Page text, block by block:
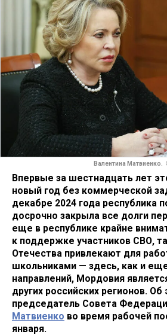
Валентина Матвиенко.
Впервые за шестнадцать лет
новый год без коммерческой
декабре 2024 года республика
досрочно закрыла все долги
еще в республике крайне
к поддержке участников СВО,
Отечества привлекают для
школьниками — здесь, как и
направлений, Мордовия
других российских регионов. Об
председатель Совета
Матвиенко во время рабочей
января.